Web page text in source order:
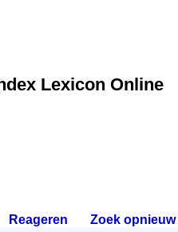
Lexicon Online
Reageren Zoek opnieuw.